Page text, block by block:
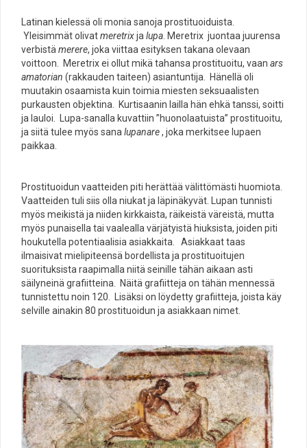
Latinan kielessä oli monia sanoja prostituoiduista.
Yleisimmät olivatmeretrixjalupa. Meretrix juontaa juurensa
verbistämerere, joka viittaa esityksen takana olevaan
voittoon. Meretrix ei ollut mikä tahansa prostituoitu, vaan ars
amatorian (rakkauden taiteen) asiantuntija. Hänellä oli
muutakin osaamista kuin toimia miesten seksuaalisten
purkausten objektina. Kurtisaanin lailla hän ehkä tanssi, soitti
ja lauloi. Lupa-sanalla kuvattiin ”huonolaatuista” prostituoitu,
ja siitä tulee myös sanalupanare, joka merkitsee lupaen
paikkaa.
Prostituoidun vaatteiden piti herättää välittömästi huomiota.
Vaatteiden tuli siis olla niukat ja läpinäkyvät. Lupan tunnisti
myös meikistä ja niiden kirkkaista, räikeistä väreistä, mutta
myös punaisella tai vaalealla värjätyistä hiuksista, joiden piti
houkutella potentiaalisia asiakkaita. Asiakkaat taas
ilmaisivat mielipiteensä bordellista ja prostituoitujen
suorituksista raapimalla niitä seinille tähän aikaan asti
säilyneinä grafiitteina. Näitä grafiitteja on tähän mennessä
tunnistettu noin 120. Lisäksi on löydetty grafiitteja, joista käy
selville ainakin 80 prostituoidun ja asiakkaan nimet.